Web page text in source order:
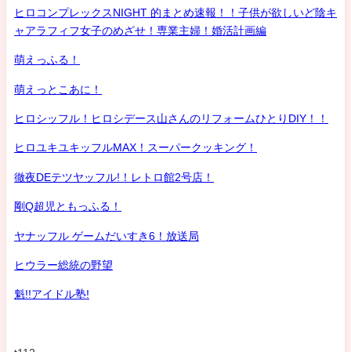
ヒロコンプレックスNIGHT 的まとめ速報！！子供が欲しいど陰キ
ャアラフィフ女子のめざせ！専業主婦！婚活計画編
萌えっふる！
萌えっとこあに！
ヒロシッフル！ヒロシデース山さんのリフォームひとりDIY！！
ヒロユキユキッフルMAX！スーパークッキング！
徹夜DEテツヤッフル!！レトロ館2号店！
剛Q超児ともっふる！
ヤナッフル ゲームだいすき6！放送局
ヒウラー総統の野望
魁!!アイドル塾!